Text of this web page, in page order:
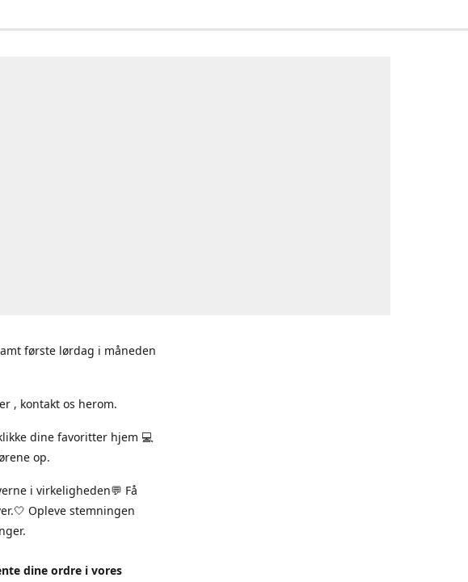
første lørdag i måneden
, kontakt os herom.
dine favoritter hjem 💻
op.
i virkeligheden💬 Få
Opleve stemningen
dine ordre i vores